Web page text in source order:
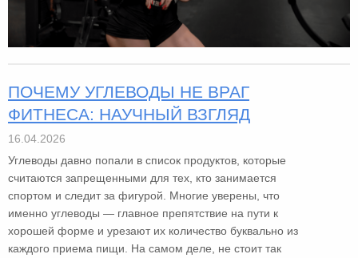
ПОЧЕМУ УГЛЕВОДЫ НЕ ВРАГ
ФИТНЕСА: НАУЧНЫЙ ВЗГЛЯД
16.04.2026
Углеводы давно попали в список продуктов, которые
считаются запрещенными для тех, кто занимается
спортом и следит за фигурой. Многие уверены, что
именно углеводы — главное препятствие на пути к
хорошей форме и урезают их количество буквально из
каждого приема пищи. На самом деле, не стоит так